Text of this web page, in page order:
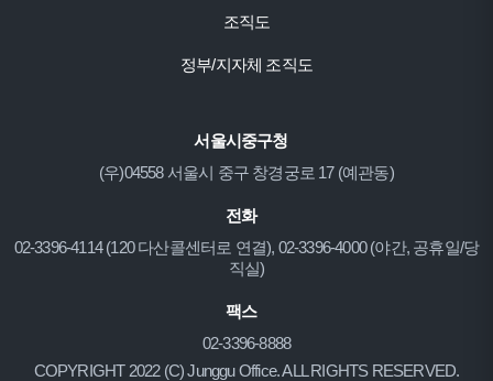
조직도
정부/지자체 조직도
서울시중구청
(우)04558 서울시 중구 창경궁로 17 (예관동)
전화
02-3396-4114 (120 다산콜센터로 연결), 02-3396-4000 (야간, 공휴일/당
직실)
팩스
02-3396-8888
COPYRIGHT 2022 (C) Junggu Office. ALL RIGHTS RESERVED.